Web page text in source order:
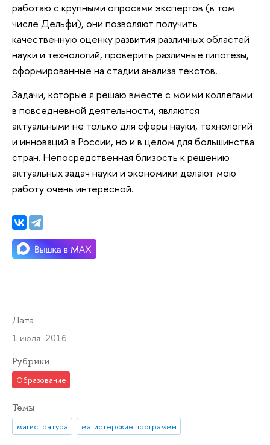
работаю с крупными опросами экспертов (в том
числе Дельфи), они позволяют получить
качественную оценку развития различных областей
науки и технологий, проверить различные гипотезы,
сформированные на стадии анализа текстов.
Задачи, которые я решаю вместе с моими коллегами
в повседневной деятельности, являются
актуальными не только для сферы науки, технологий
и инноваций в России, но и в целом для большинства
стран. Непосредственная близость к решению
актуальных задач науки и экономики делают мою
работу очень интересной.
Дата
1 июля 2016
Рубрики
Образование
Темы
магистратура магистерские программы